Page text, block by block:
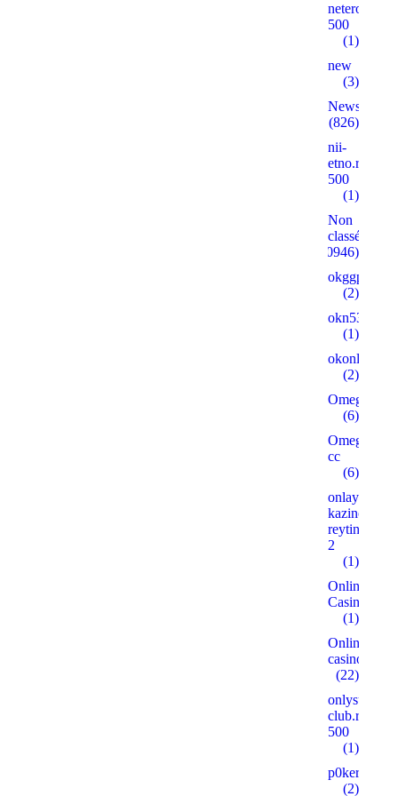
neterolly.ru
500
(1)
new
(3)
News
(826)
nii-
etno.ru
500
(1)
Non
classé
(30946)
(2)
okn53.ru
(1)
(2)
Omegle
(6)
Omegle
cc
(6)
onlayn-
kazino-
reyting.xyz
2
(1)
Online
Casino
(1)
Online
casinos
(22)
onlysushi-
club.ru
500
(1)
(2)